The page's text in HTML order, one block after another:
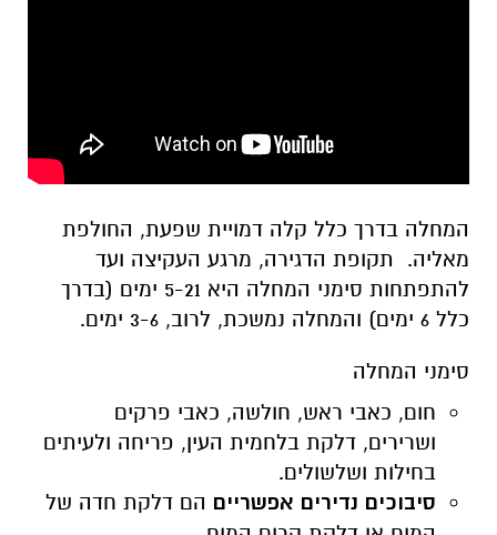
המחלה בדרך כלל קלה דמויית שפעת, החולפת
מאליה. תקופת הדגירה, מרגע העקיצה ועד
להתפתחות סימני המחלה היא 5-21 ימים (בדרך
כלל 6 ימים) והמחלה נמשכת, לרוב, 3-6 ימים.
סימני המחלה
חום, כאבי ראש, חולשה, כאבי פרקים
ושרירים, דלקת בלחמית העין, פריחה ולעיתים
בחילות ושלשולים.
סיבוכים נדירים אפשריים הם דלקת חדה של